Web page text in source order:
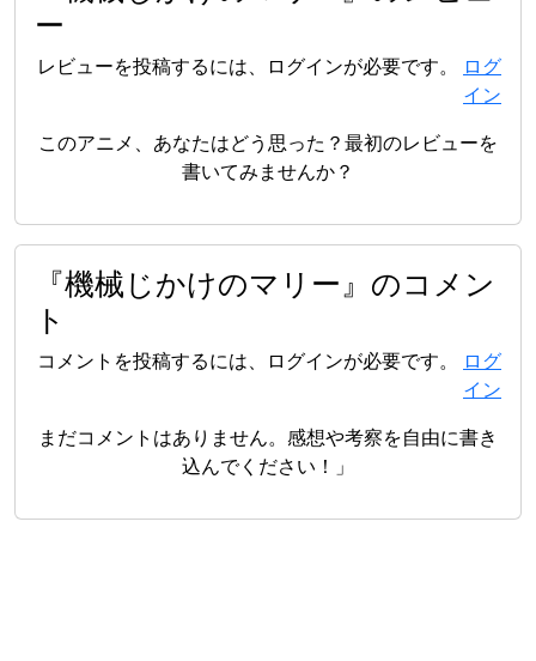
ー
レビューを投稿するには、ログインが必要です。
ログ
イン
このアニメ、あなたはどう思った？最初のレビューを
書いてみませんか？
『機械じかけのマリー』のコメン
ト
コメントを投稿するには、ログインが必要です。
ログ
イン
まだコメントはありません。感想や考察を自由に書き
込んでください！」